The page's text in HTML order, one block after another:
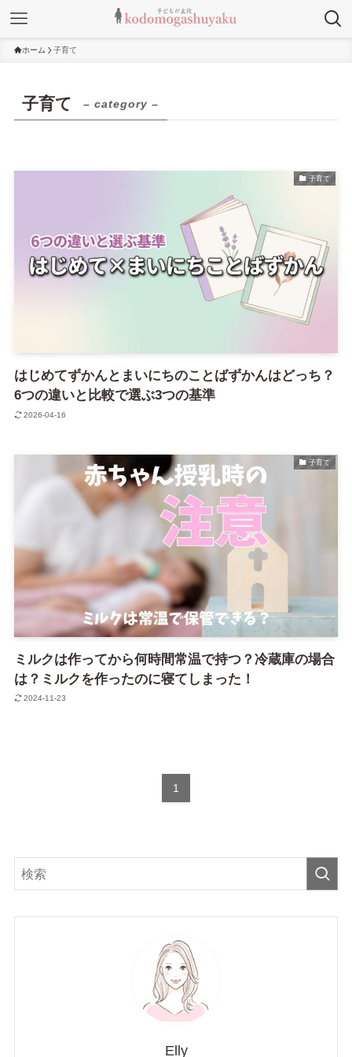
ホーム 子育て
子育て – category –
子育て
はじめてずかんとまいにちのことばずかんはどっち？
6つの違いと比較で選ぶ3つの基準
2026-04-16
子育て
ミルクは作ってから何時間常温で持つ？冷蔵庫の場合
は？ミルクを作ったのに寝てしまった！
2024-11-23
1
Elly